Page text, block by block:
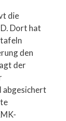
die
Dort hat
den
der
abgesichert